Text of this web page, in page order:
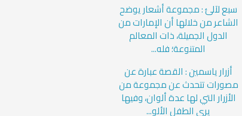
سبع لآلئ : مجموعة أشعار يوضح
الشاعر من خلالها أن الإمارات من
الدول الجميلة، ذات المعالم
المتنوعة؛ فله...
أزرار ياسمين : القصة عبارة عن
مصورات تتحدث عن مجموعة من
الأزرار التي لها عدة ألوان، وفيها
يرى الطفل الألو...